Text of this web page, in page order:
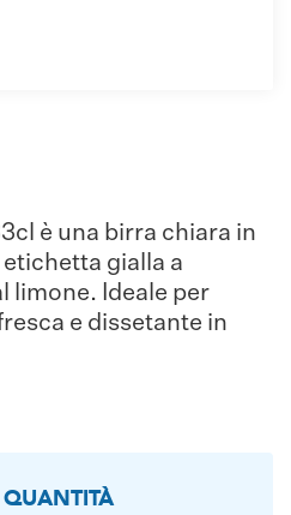
è una birra chiara in
gialla a
limone. Ideale per
e dissetante in